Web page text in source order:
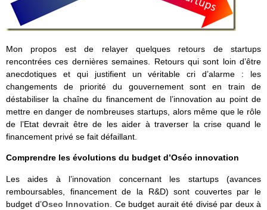
Mon propos est de relayer quelques retours de startups
rencontrées ces dernières semaines. Retours qui sont loin d’être
anecdotiques et qui justifient un véritable cri d’alarme : les
changements de priorité du gouvernement sont en train de
déstabiliser la chaîne du financement de l’innovation au point de
mettre en danger de nombreuses startups, alors même que le rôle
de l’Etat devrait être de les aider à traverser la crise quand le
financement privé se fait défaillant.
Comprendre les évolutions du budget d’Oséo innovation
Les aides à l’innovation concernant les startups (avances
remboursables, financement de la R&D) sont couvertes par le
budget d’Oseo Innovation . Ce budget aurait été divisé par deux à